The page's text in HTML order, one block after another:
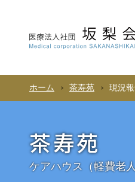
ホーム 茶寿苑 現況
茶寿苑
ケアハウス（軽費老